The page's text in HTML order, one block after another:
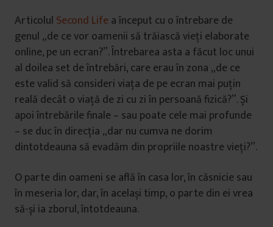
Articolul Second Lifea început cu o întrebare de
genul „de ce vor oamenii să trăiască vieți elaborate
online, pe un ecran?”. Întrebarea asta a făcut loc unui
al doilea set de întrebări, care erau în zona „de ce
este valid să consideri viața de pe ecran mai puțin
reală decât o viață de zi cu zi în persoană fizică?”. Și
apoi întrebările finale – sau poate cele mai profunde
– se duc în direcția „dar nu cumva ne dorim
dintotdeauna să evadăm din propriile noastre vieți?”.
O parte din oameni se află în casa lor, în căsnicie sau
în meseria lor, dar, în același timp, o parte din ei vrea
să-și ia zborul, întotdeauna.